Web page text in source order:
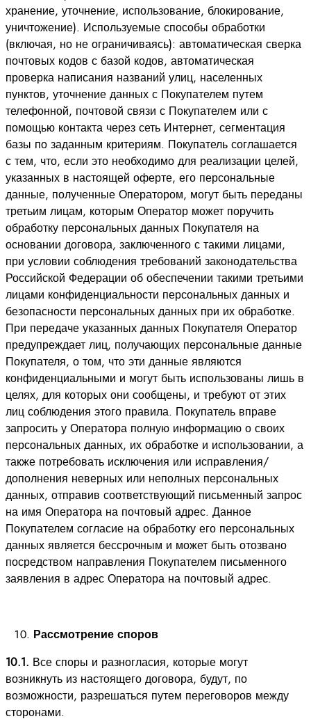
хранение, уточнение, использование, блокирование,
уничтожение). Используемые способы обработки
(включая, но не ограничиваясь): автоматическая сверка
почтовых кодов с базой кодов, автоматическая
проверка написания названий улиц, населенных
пунктов, уточнение данных с Покупателем путем
телефонной, почтовой связи с Покупателем или с
помощью контакта через сеть Интернет, сегментация
базы по заданным критериям. Покупатель соглашается
с тем, что, если это необходимо для реализации целей,
указанных в настоящей оферте, его персональные
данные, полученные Оператором, могут быть переданы
третьим лицам, которым Оператор может поручить
обработку персональных данных Покупателя на
основании договора, заключенного с такими лицами,
при условии соблюдения требований законодательства
Российской Федерации об обеспечении такими третьими
лицами конфиденциальности персональных данных и
безопасности персональных данных при их обработке.
При передаче указанных данных Покупателя Оператор
предупреждает лиц, получающих персональные данные
Покупателя, о том, что эти данные являются
конфиденциальными и могут быть использованы лишь в
целях, для которых они сообщены, и требуют от этих
лиц соблюдения этого правила. Покупатель вправе
запросить у Оператора полную информацию о своих
персональных данных, их обработке и использовании, а
также потребовать исключения или исправления/
дополнения неверных или неполных персональных
данных, отправив соответствующий письменный запрос
на имя Оператора на почтовый адрес. Данное
Покупателем согласие на обработку его персональных
данных является бессрочным и может быть отозвано
посредством направления Покупателем письменного
заявления в адрес Оператора на почтовый адрес.
Рассмотрение споров
10.1. Все споры и разногласия, которые могут
возникнуть из настоящего договора, будут, по
возможности, разрешаться путем переговоров между
сторонами.